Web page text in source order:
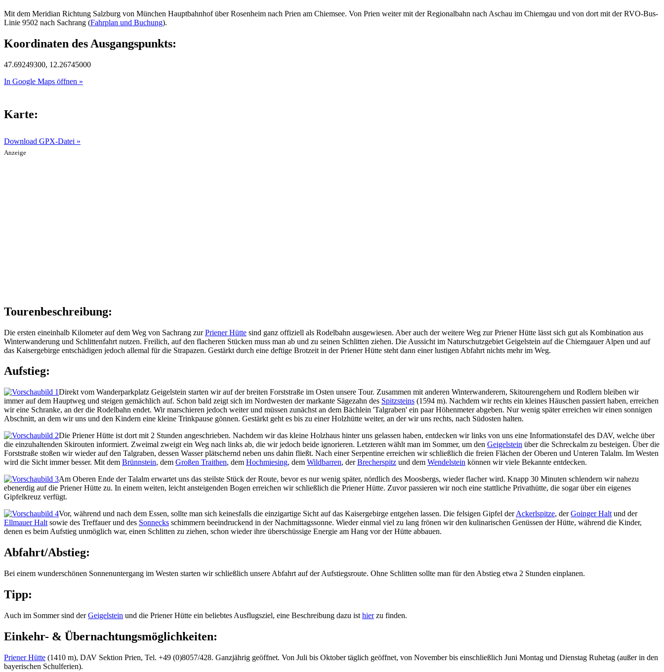
Mit dem Meridian Richtung Salzburg von München Hauptbahnhof über Rosenheim nach Prien am Chiemsee. Von Prien weiter mit der Regionalbahn nach Aschau im Chiemgau und von dort mit der RVO-Bus-
Linie 9502 nach Sachrang (Fahrplan und Buchung).
Koordinaten des Ausgangspunkts:
47.69249300, 12.26745000
In Google Maps öffnen »
Karte:
Download GPX-Datei »
Anzeige
Tourenbeschreibung:
Die ersten eineinhalb Kilometer auf dem Weg von Sachrang zurPriener Hütte sind ganz offiziell als Rodelbahn ausgewiesen. Aber auch der weitere Weg zur Priener Hütte lässt sich gut als Kombination aus
Winterwanderung und Schlittenfahrt nutzen. Freilich, auf den flacheren Stücken muss man ab und zu seinen Schlitten ziehen. Die Aussicht im Naturschutzgebiet Geigelstein auf die Chiemgauer Alpen und auf
das Kaisergebirge entschädigen jedoch allemal für die Strapazen. Gestärkt durch eine deftige Brotzeit in der Priener Hütte steht dann einer lustigen Abfahrt nichts mehr im Weg.
Aufstieg:
Direkt vom Wanderparkplatz Geigelstein starten wir auf der breiten Forststraße im Osten unsere Tour. Zusammen mit anderen Winterwanderern, Skitourengehern und Rodlern bleiben wir
immer auf dem Hauptweg und steigen gemächlich auf. Schon bald zeigt sich im Nordwesten der markante Sägezahn des Spitzsteins (1594 m). Nachdem wir rechts ein kleines Häuschen passiert haben, erreichen
wir eine Schranke, an der die Rodelbahn endet. Wir marschieren jedoch weiter und müssen zunächst an dem Bächlein 'Talgraben' ein paar Höhenmeter abgeben. Nur wenig später erreichen wir einen sonnigen
Abschnitt, an dem wir uns und den Kindern eine kleine Trinkpause gönnen. Gestärkt geht es bis zu einer Holzhütte weiter, an der wir uns rechts, nach Südosten halten.
Die Priener Hütte ist dort mit 2 Stunden angeschrieben. Nachdem wir das kleine Holzhaus hinter uns gelassen haben, entdecken wir links von uns eine Informationstafel des DAV, welche über
die einzuhaltenden Skirouten informiert. Zweimal zweigt ein Weg nach links ab, die wir jedoch beide ignorieren. Letzteren wählt man im Sommer, um den Geigelstein über die Schreckalm zu besteigen. Über die
Forststraße stoßen wir wieder auf den Talgraben, dessen Wasser plätschernd neben uns dahin fließt. Nach einer Serpentine erreichen wir schließlich die freien Flächen der Oberen und Unteren Talalm. Im Westen
wird die Sicht immer besser. Mit dem Brünnstein, dem Großen Traithen, dem Hochmiesing, dem Wildbarren, derBrecherspitz und dem Wendelstein können wir viele Bekannte entdecken.
Am Oberen Ende der Talalm erwartet uns das steilste Stück der Route, bevor es nur wenig später, nördlich des Moosbergs, wieder flacher wird. Knapp 30 Minuten schlendern wir nahezu
ebenerdig auf die Priener Hütte zu. In einem weiten, leicht ansteigenden Bogen erreichen wir schließlich die Priener Hütte. Zuvor passieren wir noch eine stattliche Privathütte, die sogar über ein eigenes
Gipfelkreuz verfügt.
Vor, während und nach dem Essen, sollte man sich keinesfalls die einzigartige Sicht auf das Kaisergebirge entgehen lassen. Die felsigen Gipfel derAckerlspitze, derGoinger Halt und der
Ellmauer Halt sowie des Treffauer und des Sonnecks schimmern beeindruckend in der Nachmittagssonne. Wieder einmal viel zu lang frönen wir den kulinarischen Genüssen der Hütte, während die Kinder,
denen es beim Aufstieg unmöglich war, einen Schlitten zu ziehen, schon wieder ihre überschüssige Energie am Hang vor der Hütte abbauen.
Abfahrt/Abstieg:
Bei einem wunderschönen Sonnenuntergang im Westen starten wir schließlich unsere Abfahrt auf der Aufstiegsroute. Ohne Schlitten sollte man für den Abstieg etwa 2 Stunden einplanen.
Tipp:
Auch im Sommer sind derGeigelstein und die Priener Hütte ein beliebtes Ausflugsziel, eine Beschreibung dazu ist hierzu finden.
Einkehr- & Übernachtungsmöglichkeiten:
Priener Hütte (1410 m), DAV Sektion Prien, Tel. +49 (0)8057/428. Ganzjährig geöffnet. Von Juli bis Oktober täglich geöffnet, von November bis einschließlich Juni Montag und Dienstag Ruhetag (außer in den
bayerischen Schulferien).